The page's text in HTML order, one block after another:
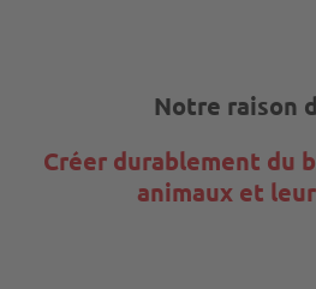
Notre raison
Créer durablement du
animaux et